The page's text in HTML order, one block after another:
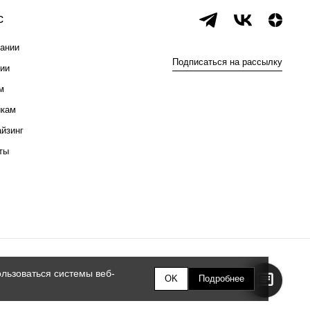
Подписаться на рассылку
системы веб-
OK Подробнее